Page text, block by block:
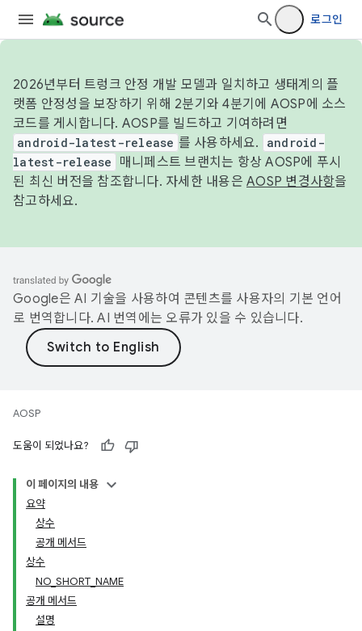
로그인
2026년부터 트렁크 안정 개발 모델과 일치하고 생태계의 플
랫폼 안정성을 보장하기 위해 2분기와 4분기에 AOSP에 소스
코드를 게시합니다. AOSP를 빌드하고 기여하려면
android-latest-release 를 사용하세요.
android-
latest-release
매니페스트 브랜치는 항상 AOSP에 푸시
된 최신 버전을 참조합니다. 자세한 내용은 AOSP 변경사항을
참고하세요.
Google은 AI 기술을 사용하여 콘텐츠를 사용자의 기본 언어
로 번역합니다. AI 번역에는 오류가 있을 수 있습니다.
AOSP
도움이 되었나요?
이 페이지의 내용
요약
상수
공개 메서드
상수
NO_SHORT_NAME
공개 메서드
설명